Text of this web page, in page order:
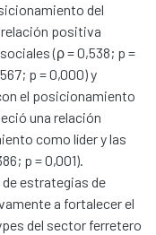
del
positiva
(ρ = 0,538; p =
p = 0,000) y
el posicionamiento
una relación
como líder y las
p = 0,001).
de estrategias de
a fortalecer el
del sector ferretero